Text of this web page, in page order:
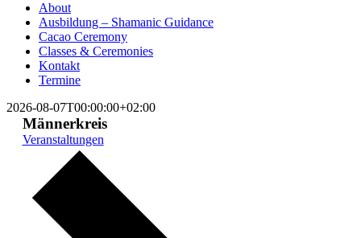
About
Ausbildung – Shamanic Guidance
Cacao Ceremony
Classes & Ceremonies
Kontakt
Termine
2026-08-07T00:00:00+02:00
Männerkreis
Veranstaltungen